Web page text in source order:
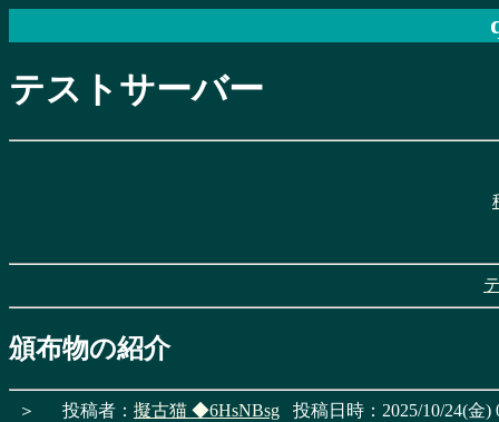
テストサーバー
頒布物の紹介
＞ 投稿者： 擬古猫 ◆6HsNBsg 投稿日時：2025/10/24(金)